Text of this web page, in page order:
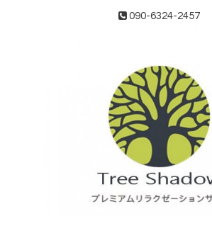
090-6324-2457